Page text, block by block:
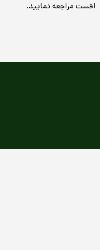
افست مراجعه نمایید.